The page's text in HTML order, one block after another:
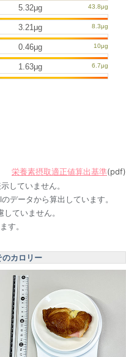
5.32μg
3.21μg
0.46μg
1.63μg
栄養素摂取適正値算出基準(pdf)
していません。
データから算出しています。
ていません。
す。
のカロリー